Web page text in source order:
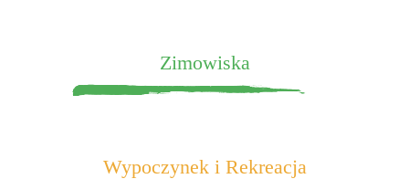
Zimowiska
Wypoczynek i Rekreacja